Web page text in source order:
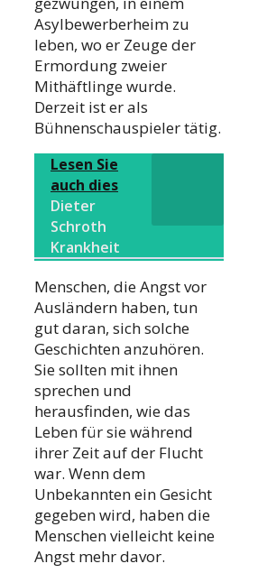
Asylbewerberheim zu
leben, wo er Zeuge der
Ermordung zweier
Mithäftlinge wurde.
Derzeit ist er als
Bühnenschauspieler tätig.
Lesen Sie
auch dies
Dieter
Schroth
Krankheit
Menschen, die Angst vor
Ausländern haben, tun
gut daran, sich solche
Geschichten anzuhören.
Sie sollten mit ihnen
sprechen und
herausfinden, wie das
Leben für sie während
ihrer Zeit auf der Flucht
war. Wenn dem
Unbekannten ein Gesicht
gegeben wird, haben die
Menschen vielleicht keine
Angst mehr davor.